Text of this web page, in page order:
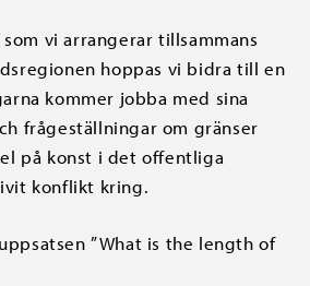
vi arrangerar tillsammans
hoppas vi bidra till en
kommer jobba med sina
frågeställningar om gränser
på konst i det offentliga
konflikt kring.
”What is the length of